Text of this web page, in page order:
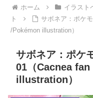
ホーム イラスト
ト
サボネア：ポケ
/Pokémon illustration）
サボネア：ポケ
01（Cacnea
illustration）